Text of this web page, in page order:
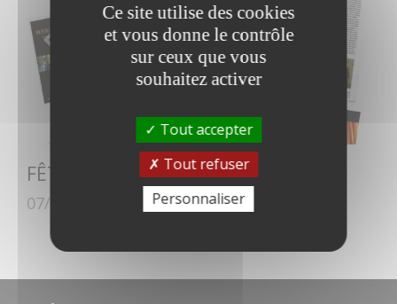
FÊTES DE NOËL ET FIN D'ANNEE
07/11/2017 Notre actualité,Nos conseils
Ce site utilise des cookies
et vous donne le contrôle
sur ceux que vous
souhaitez activer
Tout accepter
Tout refuser
Personnaliser